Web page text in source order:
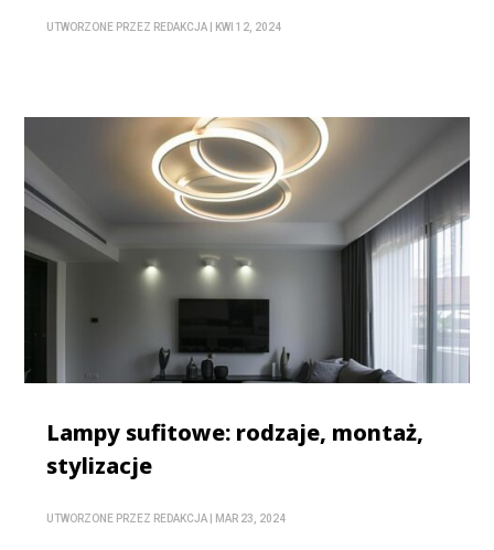
UTWORZONE PRZEZ REDAKCJA KWI 12, 2024
Lampy sufitowe: rodzaje, montaż,
stylizacje
UTWORZONE PRZEZ REDAKCJA MAR 23, 2024